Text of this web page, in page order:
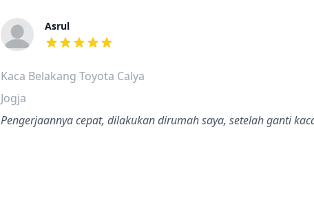
Asrul
dari ulasan adalah bintang lima
Kaca Belakang Toyota Calya
Jogja
Pengerjaannya cepat, dilakukan dirumah saya, setelah ganti